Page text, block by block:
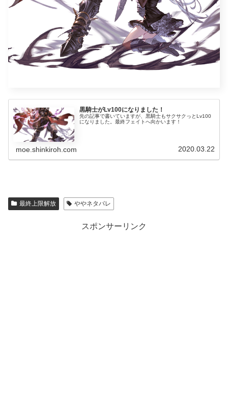
黒騎士がLv100になりました！
先の記事で書いていますが、黒騎士もサクサクっとLv100
になりました。最終フェイトへ向かいます！
moe.shinkiroh.com 2020.03.22
最終上限解放 ややネタバレ
スポンサーリンク